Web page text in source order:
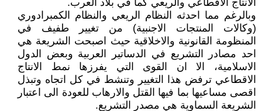
الانتاج الاقطاعي والريعي كما في بلاد العرب.
وبالرغم مما احدثه النظام الريعي والنظام الكمبرادوري
(وكالات المنتجات الاجنبية) من تغيير طفيف في
المنظومة القانونية والاخلاقية حيث اصبحت الشريعة هي
احد مصادر التشريع في الدساتير العربية وبعض الدول
الاسلامية، الا ان القوى التي يفرزها نمط الانتاج
الاقطاعي ترفض هذا التغيير وتنشط في كل اتجاه وتبذل
اقصى مساعيها بما فيها القتل والارهاب للعودة الى اعتبار
الشريعة السماوية هي مصدر التشريع.